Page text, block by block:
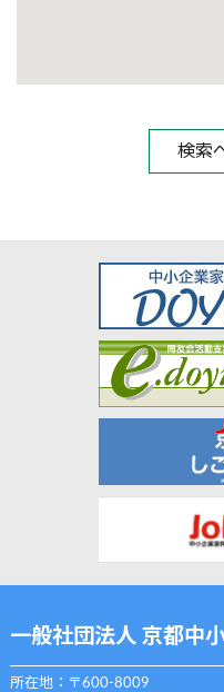
検索
一般社団法人 京都中
所在地：〒600-8009